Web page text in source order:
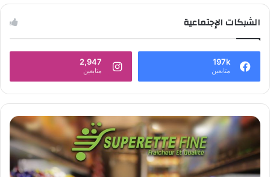
الشبكات الإجتماعية
197k
متابعين
2,947
متابعين